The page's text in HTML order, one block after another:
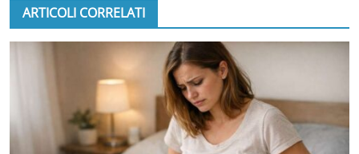
ARTICOLI CORRELATI